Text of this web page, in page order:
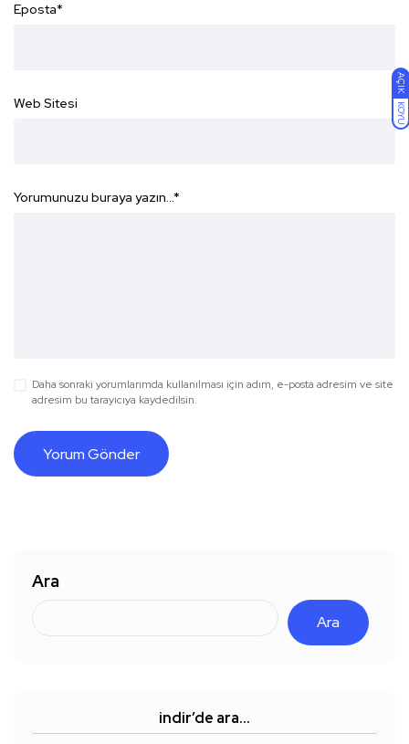
AÇIK
KOYU
Eposta*
Web Sitesi
Yorumunuzu buraya yazın...*
Daha sonraki yorumlarımda kullanılması için adım, e-posta adresim ve site
adresim bu tarayıcıya kaydedilsin.
Ara
Ara
indir’de ara…